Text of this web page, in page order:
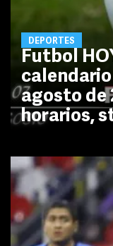
DEPORTES
Futbol
agosto de
horarios,